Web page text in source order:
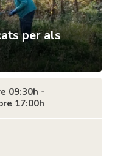
per als
09:30h -
17:00h